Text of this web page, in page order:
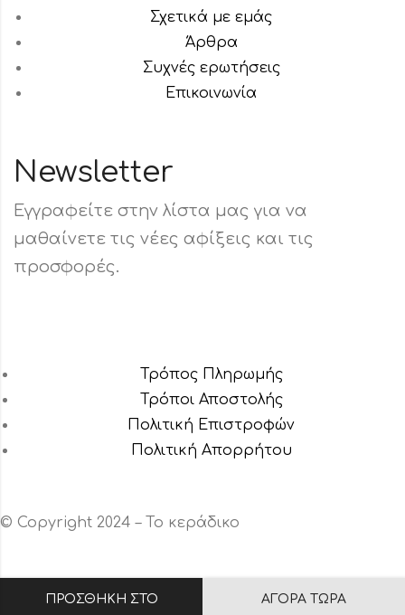
ΠΡΟΣΘΉΚΗ ΣΤΟ ΑΓΟΡΆ ΤΏΡΑ
Σχετικά με εμάς
Άρθρα
Συχνές ερωτήσεις
Επικοινωνία
Newsletter
Εγγραφείτε στην λίστα μας για να
μαθαίνετε τις νέες αφίξεις και τις
προσφορές.
Τρόπος Πληρωμής
Τρόποι Αποστολής
Πολιτική Επιστροφών
Πολιτική Aπορρήτου
© Copyright 2024 – Το κεράδικο